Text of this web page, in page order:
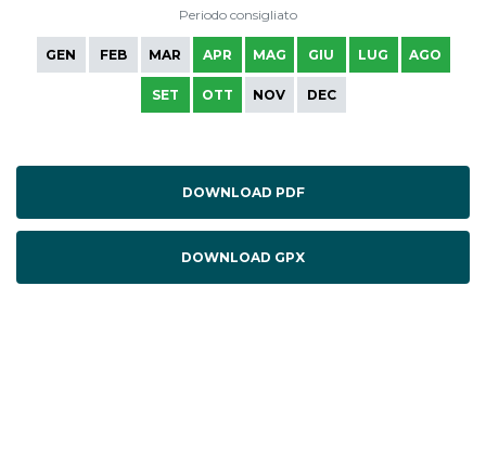
Periodo consigliato
GEN FEB MAR APR MAG GIU LUG AGO
SET OTT NOV DEC
DOWNLOAD PDF
DOWNLOAD GPX